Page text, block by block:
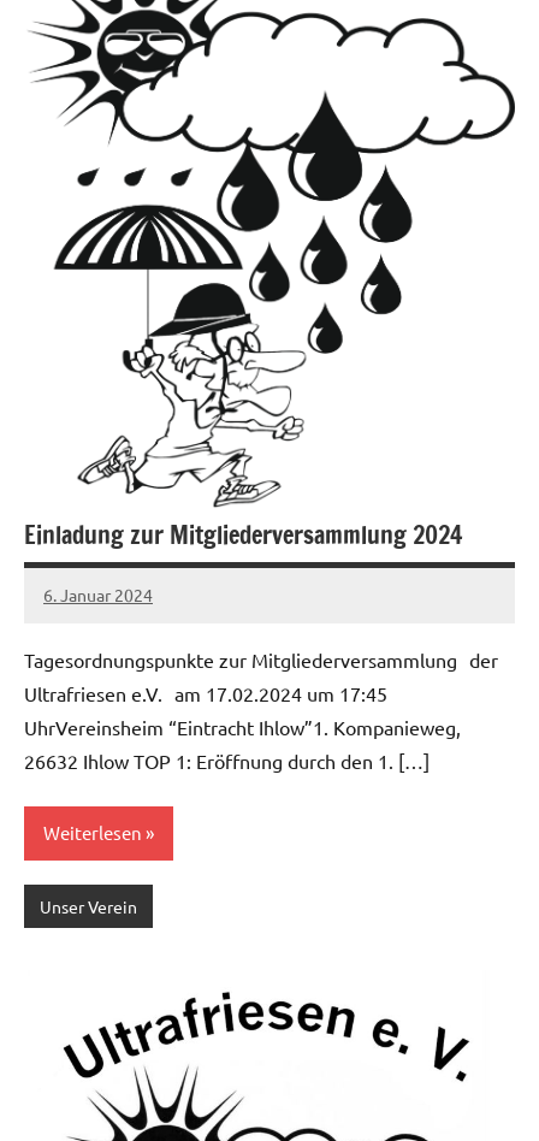
Einladung zur Mitgliederversammlung 2024
6. Januar 2024
admin
Keine
Tagesordnungspunkte zur Mitgliederversammlung der
Ultrafriesen e.V. am 17.02.2024 um 17:45
UhrVereinsheim “Eintracht Ihlow”1. Kompanieweg,
26632 Ihlow TOP 1: Eröffnung durch den 1. […]
Weiterlesen
Unser Verein